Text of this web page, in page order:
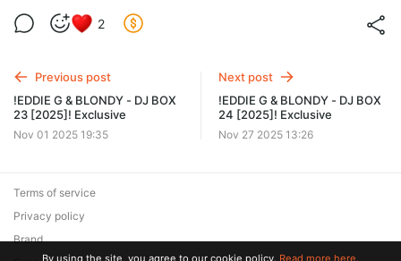
2
Previous post
!EDDIE G & BLONDY - DJ BOX
23 [2025]! Exclusive
Nov 01 2025 19:35
Next post
!EDDIE G & BLONDY - DJ BOX
24 [2025]! Exclusive
Nov 27 2025 13:26
Terms of service
Privacy policy
Brand
By using the site, you agree to our cookie policy. Read more here.